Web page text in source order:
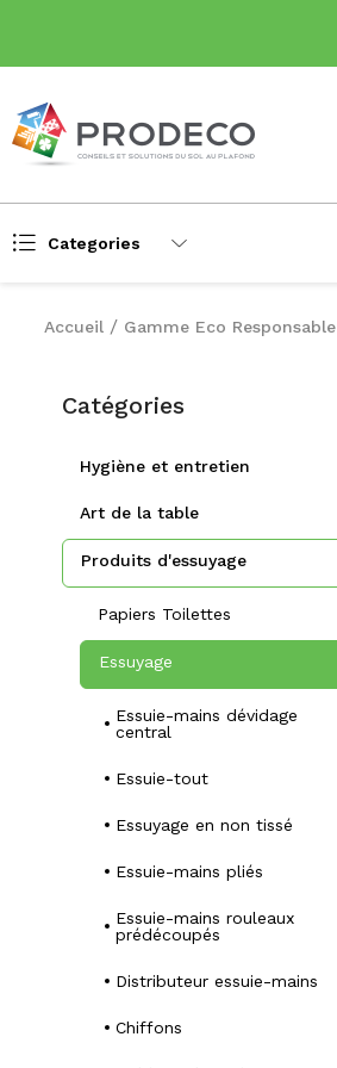
Categories
Accueil Gamme Eco Responsable
Catégories
Hygiène et entretien
Art de la table
Produits d'essuyage
Papiers Toilettes
Essuyage
Essuie-mains dévidage
central
Essuie-tout
Essuyage en non tissé
Essuie-mains pliés
Essuie-mains rouleaux
prédécoupés
Distributeur essuie-mains
Chiffons